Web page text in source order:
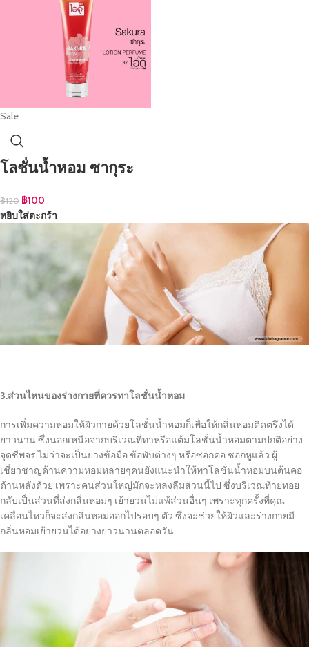
Sale
โลชั่นน้ำหอม ซากุระ
฿120 ฿100
หยิบใส่ตะกร้า
3.ส่วนไหนของร่างกายที่ควรทาโลชั่นน้ำหอม
การเพิ่มความหอมให้ผิวกายด้วยโลชั่นน้ำหอมก็เพื่อให้กลิ่นหอมติดตรึงได้
ยาวนาน ซึ่งนอกเหนือจากบริเวณที่ทาหรือแต้มโลชั่นน้ำหอมตามปกติอย่าง
จุดชีพจร ไม่ว่าจะเป็นย่างข้อมือ ข้อพับต่างๆ หรือซอกคอ ซอกหูแล้ว ผู้
เชี่ยวชาญด้านความหอมหลายๆคนยังแนะนำให้ทาโลชั่นน้ำหอมบนต้นคอ
ด้านหลังด้วย เพราะคนส่วนใหญ่มักจะหลงลืมส่วนนี้ไป ซึ่งบริเวณท้ายทอย
กลับเป็นส่วนที่ส่งกลิ่นหอมๆ เย้ายวนไม่แพ้ส่วนอื่นๆ เพราะทุกครั้งที่คุณ
เคลื่อนไหวก็จะส่งกลิ่นหอมออกไปรอบๆ ตัว ซึ่งจะช่วยให้ผิวและร่างกายมี
กลิ่นหอมเย้ายวนได้อย่างยาวนานตลอดวัน